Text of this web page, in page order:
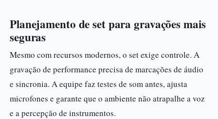
Planejamento de set para gravações mais
seguras
Mesmo com recursos modernos, o set exige controle. A
gravação de performance precisa de marcações de áudio
e sincronia. A equipe faz testes de som antes, ajusta
microfones e garante que o ambiente não atrapalhe a voz
e a percepção de instrumentos.